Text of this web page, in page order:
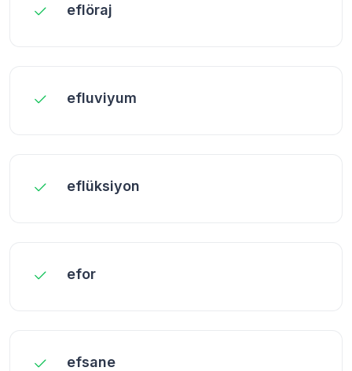
eflöraj
efluviyum
eflüksiyon
efor
efsane